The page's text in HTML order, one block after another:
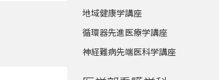
地域健康学講座
循環器先進医療学講座
神経難病先端医科学講座